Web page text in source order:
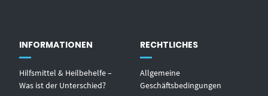
INFORMATIONEN
Hilfsmittel & Heilbehelfe –
Was ist der Unterschied?
RECHTLICHES
Allgemeine
Geschäftsbedingungen